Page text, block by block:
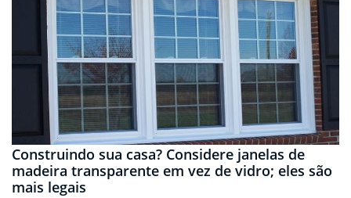
Construindo sua casa? Considere janelas de
madeira transparente em vez de vidro; eles são
mais legais